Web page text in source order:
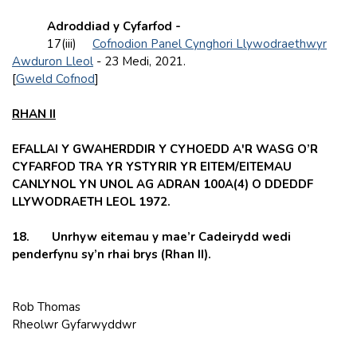
Adroddiad y Cyfarfod -
17(iii) Cofnodion Panel Cynghori Llywodraethwyr
Awduron Lleol - 23 Medi, 2021.
[Gweld Cofnod]
RHAN II
EFALLAI Y GWAHERDDIR Y CYHOEDD A'R WASG O’R
CYFARFOD TRA YR YSTYRIR YR EITEM/EITEMAU
CANLYNOL YN UNOL AG ADRAN 100A(4) O DDEDDF
LLYWODRAETH LEOL 1972.
18. Unrhyw eitemau y mae’r Cadeirydd wedi
penderfynu sy’n rhai brys (Rhan II).
Rob Thomas
Rheolwr Gyfarwyddwr